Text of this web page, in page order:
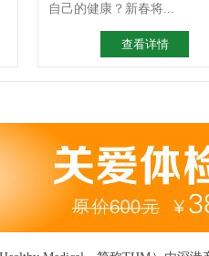
自己的健康？新春将...
查看详情